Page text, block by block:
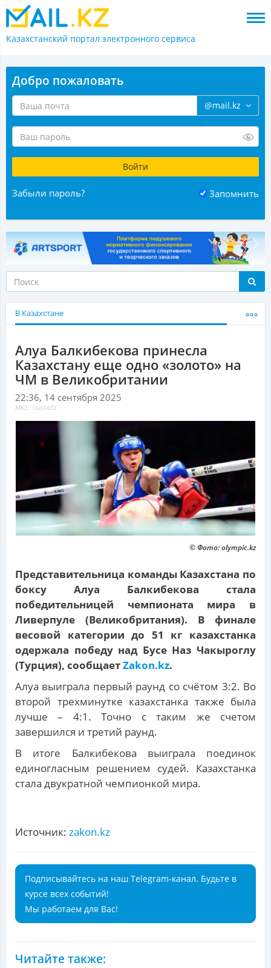
Казахстанский портал электронного сервиса
Добро пожаловать
@mail.kz
Забыли пароль? Запомнить
В Казахстане
Алуа Балкибекова принесла
Казахстану еще одно «золото» на
ЧМ в Великобритании
22:36, 14 сентября 2025
MKZ: 1503432
© Фото: olympic.kz
Представительница команды Казахстана по
боксу Алуа Балкибекова стала
победительницей чемпионата мира в
Ливерпуле (Великобритания). В финале
весовой категории до 51 кг казахстанка
одержала победу над Бусе Наз Чакыроглу
(Турция), сообщаетZakon.kz.
Алуа выиграла первый раунд со счётом 3:2. Во
второй трехминутке казахстанка также была
лучше – 4:1. Точно с таким же счетом
завершился и третий раунд.
В итоге Балкибекова выиграла поединок
единогласным решением судей. Казахстанка
стала двукратной чемпионкой мира.
Источник: zakon.kz
Подписывайтесь на наш Telegram-канал. Будьте в
курсе всех событий!
Мы работаем для Вас!
Читайте также: